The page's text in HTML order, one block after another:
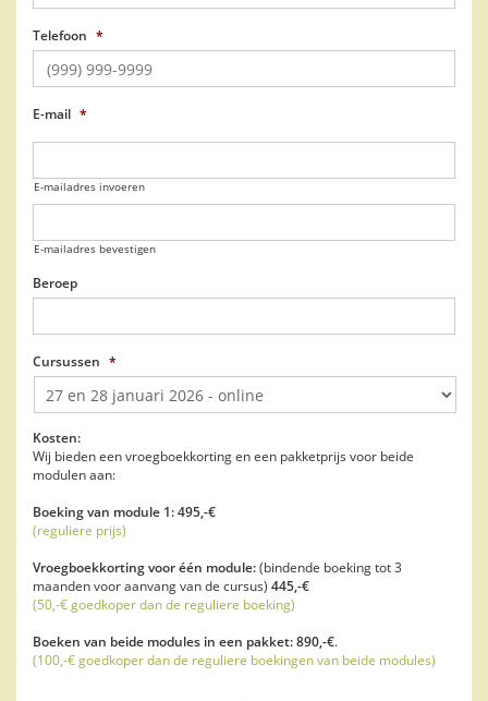
Telefoon *
E-mail *
E-mailadres invoeren
E-mailadres bevestigen
Beroep
Cursussen *
Kosten:
Wij bieden een vroegboekkorting en een pakketprijs voor beide
modulen aan:
Boeking van module 1: 495,-€
(reguliere prijs)
Vroegboekkorting voor één module:(bindende boeking tot 3
maanden voor aanvang van de cursus) 445,-€
(50,-€ goedkoper dan de reguliere boeking)
Boeken van beide modules in een pakket:890,-€.
(100,-€ goedkoper dan de reguliere boekingen van beide modules)